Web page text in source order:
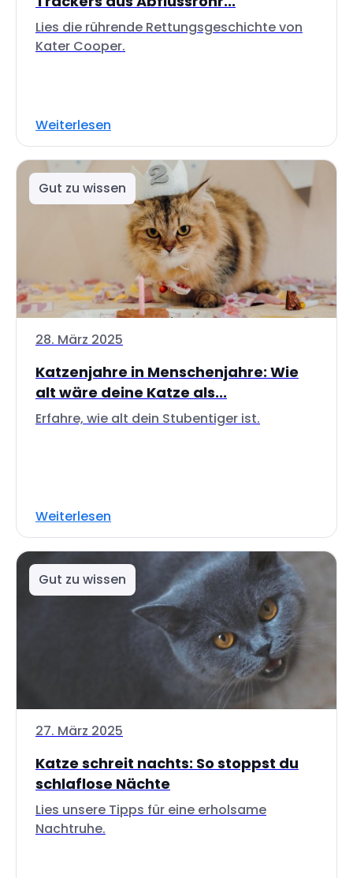
Lies die rührende Rettungsgeschichte von
Kater Cooper.
Weiterlesen
Gut zu wissen
28. März 2025
Katzenjahre in Menschenjahre: Wie
alt wäre deine Katze als...
Erfahre, wie alt dein Stubentiger ist.
Weiterlesen
Gut zu wissen
27. März 2025
Katze schreit nachts: So stoppst du
schlaflose Nächte
Lies unsere Tipps für eine erholsame
Nachtruhe.